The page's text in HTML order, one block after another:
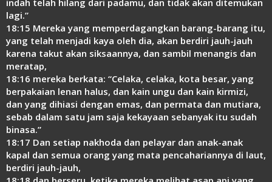
indah telah hilang dari padamu, dan tidak akan ditemukan
lagi.”
18:15 Mereka yang memperdagangkan barang-barang itu,
yang telah menjadi kaya oleh dia, akan berdiri jauh-jauh
karena takut akan siksaannya, dan sambil menangis dan
meratap,
18:16 mereka berkata: “Celaka, celaka, kota besar, yang
berpakaian lenan halus, dan kain ungu dan kain kirmizi,
dan yang dihiasi dengan emas, dan permata dan mutiara,
sebab dalam satu jam saja kekayaan sebanyak itu sudah
binasa.”
18:17 Dan setiap nakhoda dan pelayar dan anak-anak
kapal dan semua orang yang mata pencahariannya di laut,
berdiri jauh-jauh,